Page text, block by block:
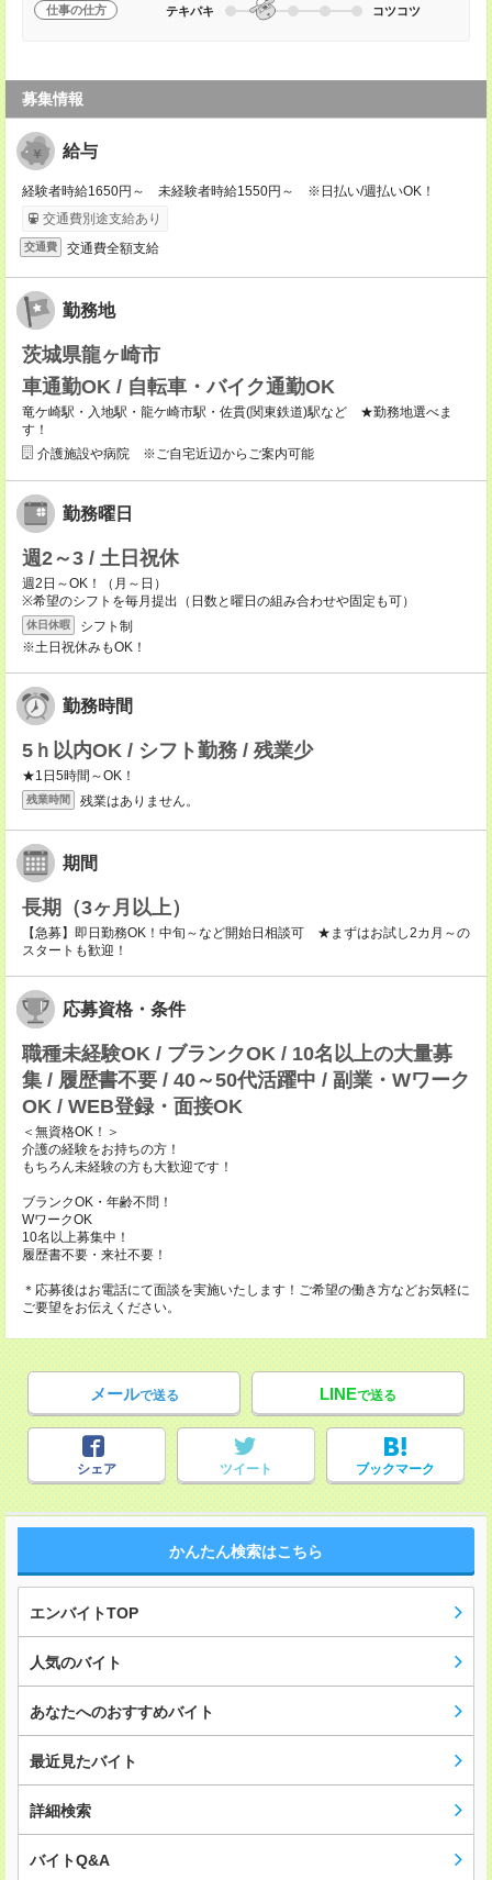
仕事の仕方 テキパキ コツコツ
募集情報
給与
経験者時給1650円～ 未経験者時給1550円～ ※日払い/週払いOK！
交通費別途支給あり
交通費 交通費全額支給
勤務地
茨城県龍ヶ崎市
車通勤OK / 自転車・バイク通勤OK
竜ケ崎駅・入地駅・龍ケ崎市駅・佐貫(関東鉄道)駅など ★勤務地選べま
す！
介護施設や病院 ※ご自宅近辺からご案内可能
勤務曜日
週2～3 / 土日祝休
週2日～OK！（月～日）
※希望のシフトを毎月提出（日数と曜日の組み合わせや固定も可）
休日休暇
シフト制
※土日祝休みもOK！
勤務時間
5ｈ以内OK / シフト勤務 / 残業少
★1日5時間～OK！
残業時間 残業はありません。
期間
長期（3ヶ月以上）
【急募】即日勤務OK！中旬～など開始日相談可 ★まずはお試し2カ月～の
スタートも歓迎！
応募資格・条件
職種未経験OK / ブランクOK / 10名以上の大量募
集 / 履歴書不要 / 40～50代活躍中 / 副業・Wワーク
OK / WEB登録・面接OK
＜無資格OK！＞
介護の経験をお持ちの方！
もちろん未経験の方も大歓迎です！
ブランクOK・年齢不問！
WワークOK
10名以上募集中！
履歴書不要・来社不要！
＊応募後はお電話にて面談を実施いたします！ご希望の働き方などお気軽に
ご要望をお伝えください。
メールで送る LINEで送る
シェア ツイート ブックマーク
かんたん検索はこちら
エンバイトTOP
人気のバイト
あなたへのおすすめバイト
最近見たバイト
詳細検索
バイトQ&A